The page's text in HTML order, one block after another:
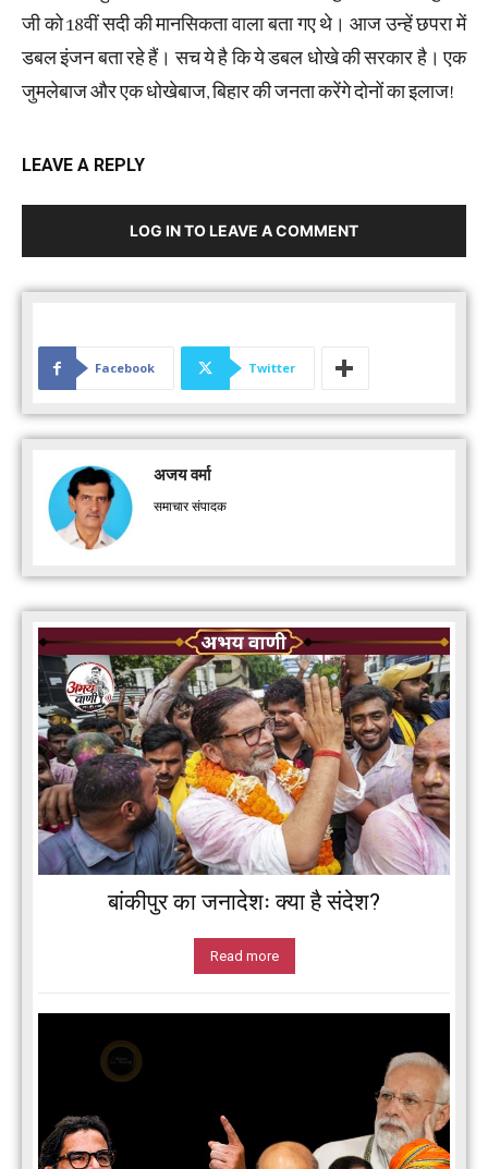
जी को 18वीं सदी की मानसिकता वाला बता गए थे। आज उन्हें छपरा में
डबल इंजन बता रहे हैं। सच ये है कि ये डबल धोखे की सरकार है। एक
जुमलेबाज और एक धोखेबाज, बिहार की जनता करेंगे दोनों का इलाज!
LEAVE A REPLY
LOG IN TO LEAVE A COMMENT
Facebook Twitter
अजय वर्मा
समाचार संपादक
बांकीपुर का जनादेशः क्या है संदेश?
Read more